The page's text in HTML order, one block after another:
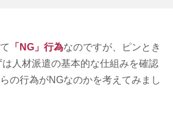
「NG」行為なのですが、ピンとき
人材派遣の基本的な仕組みを確認
の行為がNGなのかを考えてみまし